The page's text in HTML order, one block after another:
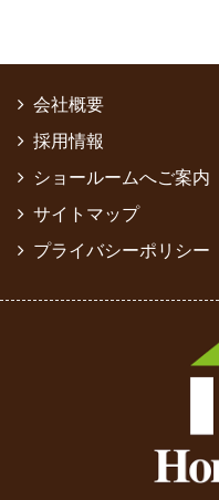
会社概要
採用情報
ショールームへご案内
サイトマップ
プライバシーポリシー